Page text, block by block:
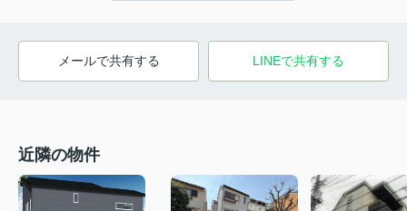
メールで共有する LINEで共有する
近隣の物件